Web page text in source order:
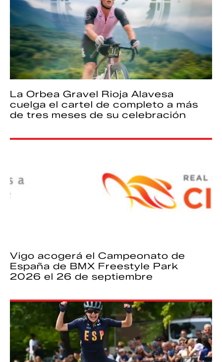
La Orbea Gravel Rioja Alavesa
cuelga el cartel de completo a más
de tres meses de su celebración
Vigo acogerá el Campeonato de
España de BMX Freestyle Park
2026 el 26 de septiembre